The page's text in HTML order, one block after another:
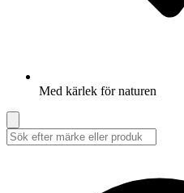
Med kärlek för naturen